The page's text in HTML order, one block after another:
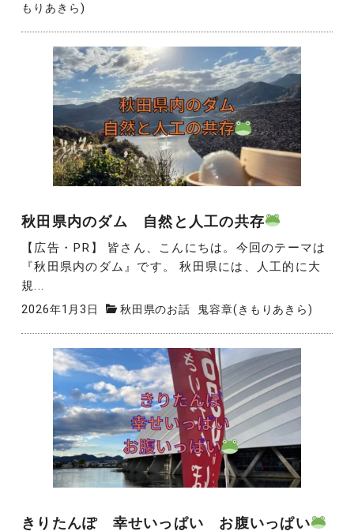
もりあきら)
秋田県内のダム 自然と人工の共存
【広告・PR】 皆さん、こんにちは。今回のテーマは
『秋田県内のダム』です。 秋田県には、人工的に大
規...
2026年1月3日 秋田県のお話 鬼容章(きもりあきら)
きりたんぽ 幸せいっぱい お腹いっぱい